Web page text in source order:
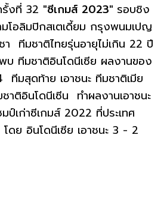
งที่ 32 "ซีเกมส์ 2023" รอบชิง
มโอลิมปิกสเตเดี้ยม กรุงพนมเปญ
ทีมชาติไทยรุ่นอายุไม่เกิน 22 ปี
บ ทีมชาติอินโดนีเซีย ผลงานของ
ทีมสุดท้าย เอาชนะ ทีมชาติเมีย
ติอินโดนีเซีน ทำผลงานเอาชนะ
เก่าซีเกมส์ 2022 ที่ประเทศ
โดย อินโดนีเซีย เอาชนะ 3 - 2